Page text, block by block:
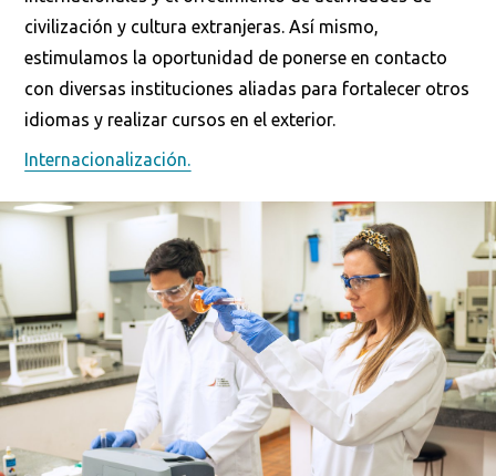
civilización y cultura extranjeras. Así mismo,
estimulamos la oportunidad de ponerse en contacto
con diversas instituciones aliadas para fortalecer otros
idiomas y realizar cursos en el exterior.
Internacionalización.
Buscar en:
Ordenar por: *
Buscar